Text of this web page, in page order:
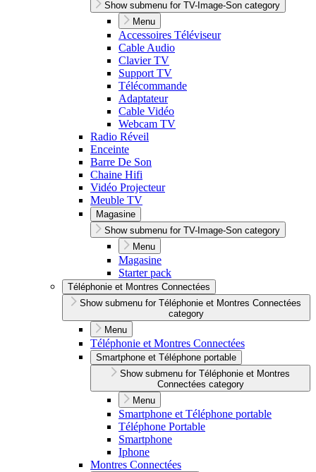
Show submenu for TV-Image-Son category
Menu
Accessoires Téléviseur
Cable Audio
Clavier TV
Support TV
Télécommande
Adaptateur
Cable Vidéo
Webcam TV
Radio Réveil
Enceinte
Barre De Son
Chaine Hifi
Vidéo Projecteur
Meuble TV
Magasine
Show submenu for TV-Image-Son category
Menu
Magasine
Starter pack
Téléphonie et Montres Connectées
Show submenu for Téléphonie et Montres Connectées
category
Menu
Téléphonie et Montres Connectées
Smartphone et Téléphone portable
Show submenu for Téléphonie et Montres
Connectées category
Menu
Smartphone et Téléphone portable
Téléphone Portable
Smartphone
Iphone
Montres Connectées